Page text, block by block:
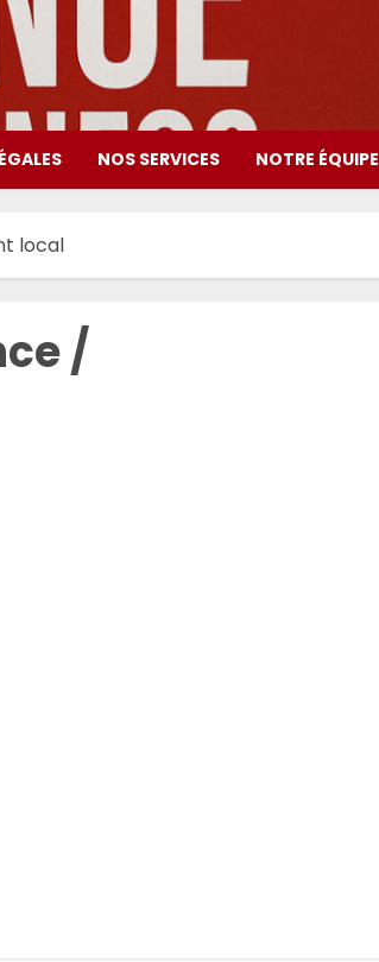
NOS SERVICES NOTRE ÉQUIPE
local
/